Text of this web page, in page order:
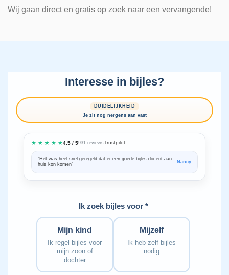
Wij gaan direct en gratis op zoek naar een vervangende!
Interesse in bijles?
DUIDELIJKHEID
Je zit nog nergens aan vast
★ ★ ★ ★ ★4.5 / 5931 reviewsTrustpilot
“Het was heel snel geregeld dat er een goede bijles docent aan
huis kon komen”
Nancy
Ik zoek bijles voor *
Mijn kind
Ik regel bijles voor
mijn zoon of
dochter
Mijzelf
Ik heb zelf bijles
nodig